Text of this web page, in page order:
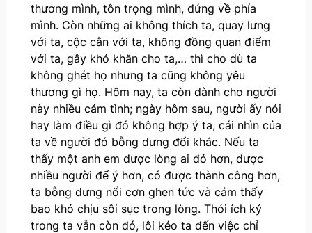
thương mình, tôn trọng mình, đứng về phía
mình. Còn những ai không thích ta, quay lưng
với ta, cộc cằn với ta, không đồng quan điểm
với ta, gây khó khăn cho ta,… thì cho dù ta
không ghét họ nhưng ta cũng không yêu
thương gì họ. Hôm nay, ta còn dành cho người
này nhiều cảm tình; ngày hôm sau, người ấy nói
hay làm điều gì đó không hợp ý ta, cái nhìn của
ta về người đó bỗng dưng đổi khác. Nếu ta
thấy một anh em được lòng ai đó hơn, được
nhiều người để ý hơn, có được thành công hơn,
ta bỗng dưng nổi cơn ghen tức và cảm thấy
bao khó chịu sôi sục trong lòng. Thói ích kỷ
trong ta vẫn còn đó, lôi kéo ta đến việc chỉ